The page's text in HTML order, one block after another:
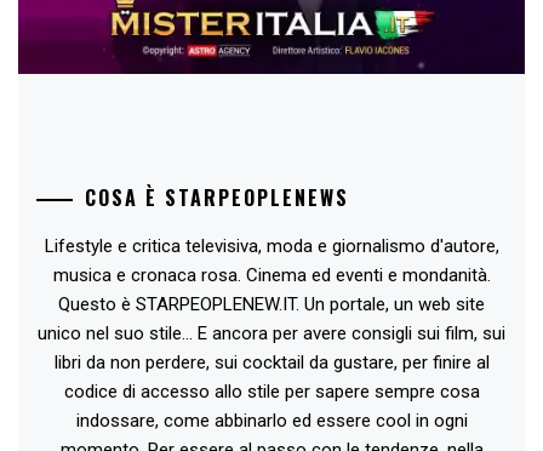
COSA È STARPEOPLENEWS
Lifestyle e critica televisiva, moda e giornalismo d'autore,
musica e cronaca rosa. Cinema ed eventi e mondanità.
Questo è STARPEOPLENEW.IT. Un portale, un web site
unico nel suo stile... E ancora per avere consigli sui film, sui
libri da non perdere, sui cocktail da gustare, per finire al
codice di accesso allo stile per sapere sempre cosa
indossare, come abbinarlo ed essere cool in ogni